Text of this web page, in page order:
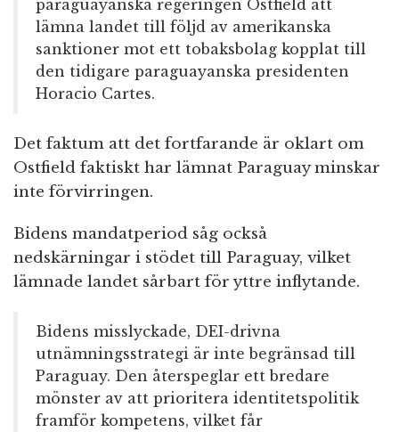
paraguayanska regeringen Ostfield att
lämna landet till följd av amerikanska
sanktioner mot ett tobaksbolag kopplat till
den tidigare paraguayanska presidenten
Horacio Cartes.
Det faktum att det fortfarande är oklart om
Ostfield faktiskt har lämnat Paraguay minskar
inte förvirringen.
Bidens mandatperiod såg också
nedskärningar i stödet till Paraguay, vilket
lämnade landet sårbart för yttre inflytande.
Bidens misslyckade, DEI-drivna
utnämningsstrategi är inte begränsad till
Paraguay. Den återspeglar ett bredare
mönster av att prioritera identitetspolitik
framför kompetens, vilket får